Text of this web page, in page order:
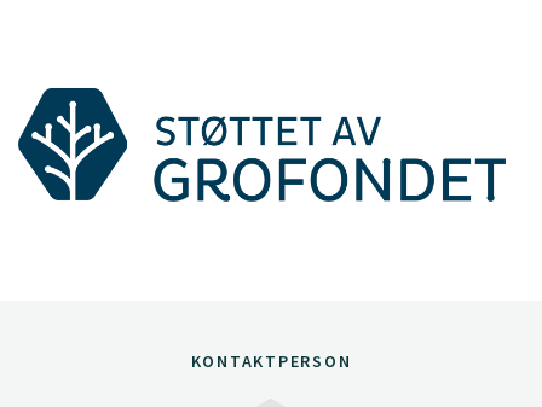
KONTAKTPERSON